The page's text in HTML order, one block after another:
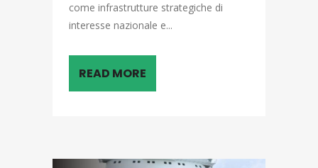
come infrastrutture strategiche di
interesse nazionale e...
READ MORE